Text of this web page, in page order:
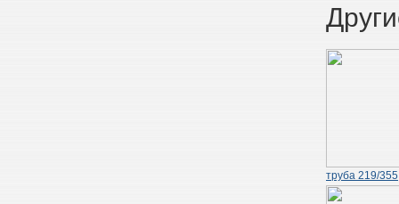
труба 219/355